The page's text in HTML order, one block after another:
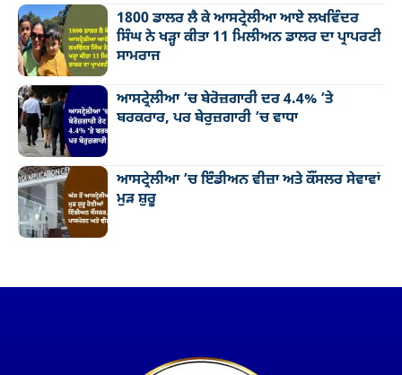
1800 ਡਾਲਰ ਲੈ ਕੇ ਆਸਟ੍ਰੇਲੀਆ ਆਏ ਲਖਵਿੰਦਰ
ਸਿੰਘ ਨੇ ਖੜ੍ਹਾ ਕੀਤਾ 11 ਮਿਲੀਅਨ ਡਾਲਰ ਦਾ ਪ੍ਰਾਪਰਟੀ
ਸਾਮਰਾਜ
ਆਸਟ੍ਰੇਲੀਆ ’ਚ ਬੇਰੋਜ਼ਗਾਰੀ ਦਰ 4.4% ’ਤੇ
ਬਰਕਰਾਰ, ਪਰ ਬੇਰੁਜ਼ਗਾਰੀ ’ਚ ਵਾਧਾ
ਆਸਟ੍ਰੇਲੀਆ ’ਚ ਇੰਡੀਅਨ ਵੀਜ਼ਾ ਅਤੇ ਕੌਂਸਲਰ ਸੇਵਾਵਾਂ
ਮੁੜ ਸ਼ੁਰੂ